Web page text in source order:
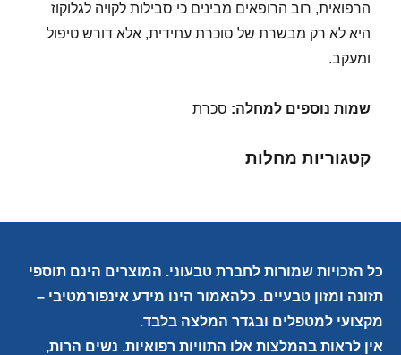
הרפואית, רוב הרופאים מבינים כי סבילות לקויה לגלוקוז
היא לא רק מבשרת של סוכרת עתידית, אלא דורש טיפול
ומעקב.
שמות נוספים למחלה: סכרת
קטגוריות מחלות
כל הזכויות שמורות לחברת טבעוני. המוצרים הינם תוספי
תזונה ומזון טבעיים. כלהאמור הינו מידע אינפורמטיבי –
מקצועי למטפלים ובגדר המלצה בלבד.
אין לראות בהמלצות אלו התוויות רפואיות. נשים הרות,